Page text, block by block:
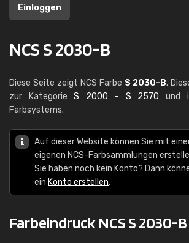
Einloggen
NCS S 2030-B
Diese Seite zeigt NCS Farbe S 2030-B.
zur KategorieS 2000 - S 2570 und
Farbsystems.
Auf dieser Website können Sie mit
eigenen NCS-Farbsammlungen
Sie haben noch kein Konto? Dann
ein Konto erstellen.
Farbeindruck NCS S 2030-B